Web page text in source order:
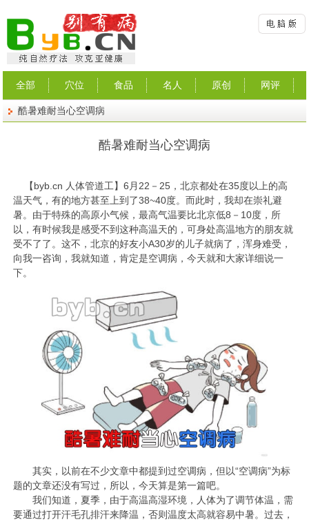
全部 穴位 食品 名人 原创 网评
酷暑难耐当心空调病
酷暑难耐当心空调病
【byb.cn 人体管道工】6月22－25，北京都处在35度以上的高
温天气，有的地方甚至上到了38~40度。而此时，我却在崇礼避
暑。由于特殊的高原小气候，最高气温要比北京低8－10度，所
以，有时候我是感受不到这种高温天的，可身处高温地方的朋友就
受不了了。这不，北京的好友小A30岁的儿子就病了，浑身难受，
向我一咨询，我就知道，肯定是空调病，今天就和大家详细说一
下。
其实，以前在不少文章中都提到过空调病，但以“空调病”为标
题的文章还没有写过，所以，今天算是第一篇吧。
我们知道，夏季，由于高温高湿环境，人体为了调节体温，需
要通过打开汗毛孔排汗来降温，否则温度太高就容易中暑。过去，